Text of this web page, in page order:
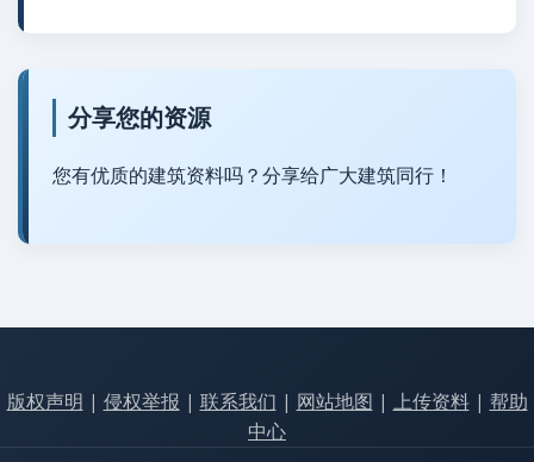
分享您的资源
您有优质的建筑资料吗？分享给广大建筑同行！
版权声明 | 侵权举报 | 联系我们 | 网站地图 | 上传资料| 帮助
中心